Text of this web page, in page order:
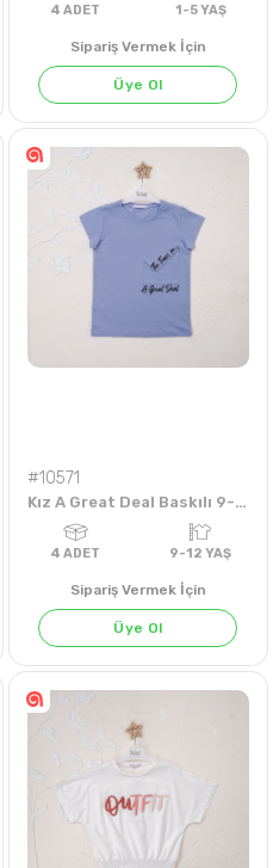
4ADET
Sipariş Vermek İçin
Üye Ol
#10571
Kız A Great Deal Baskılı 9-12 Yaş Badi
ADET
Sipariş Vermek İçin
Üye Ol